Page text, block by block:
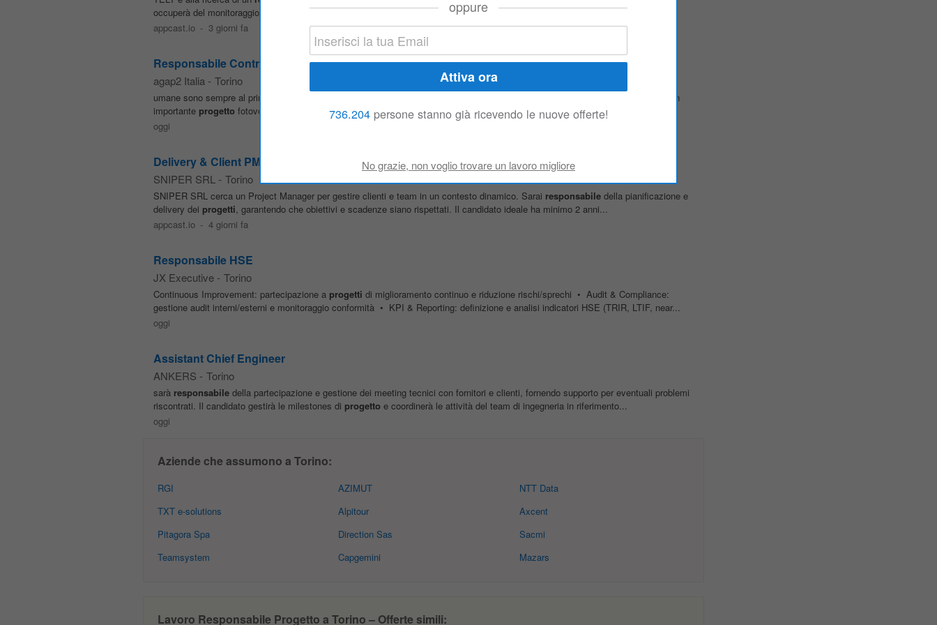
occuperà del monitoraggio della realizzazione del Grant Agreement – finanziamento Europa, sorvegliando scadenze...
appcast.io - 3 giorni fa
Responsabile Controllo Qualità Impianti
agap2 Italia - Torino
umane sono sempre al primo posto. Descrizione del ruolo Stiamo selezionando un Quality Supervisor motivato e qualificato per un
importante progettofotovoltaico da 25 MW situato a Ferrara, Italia. Il candidato prescelto risponderà direttamente al Site...
oggi
Delivery & Client PM — Progetti End-to-End
SNIPER SRL - Torino
SNIPER SRL cerca un Project Manager per gestire clienti e team in un contesto dinamico. Sarai responsabiledella pianificazione e
delivery dei progetti, garantendo che obiettivi e scadenze siano rispettati. Il candidato ideale ha minimo 2 anni...
appcast.io - 4 giorni fa
Responsabile HSE
JX Executive - Torino
Continuous Improvement: partecipazione a progetti di miglioramento continuo e riduzione rischi/sprechi • Audit & Compliance:
gestione audit interni/esterni e monitoraggio conformità • KPI & Reporting: definizione e analisi indicatori HSE (TRIR, LTIF, near...
oggi
Assistant Chief Engineer
ANKERS - Torino
sarà responsabiledella partecipazione e gestione dei meeting tecnici con fornitori e clienti, fornendo supporto per eventuali problemi
riscontrati. Il candidato gestirà le milestones di progettoe coordinerà le attività del team di ingegneria in riferimento...
oggi
Aziende che assumono a Torino:
RGI
TXT e-solutions
Pitagora Spa
Teamsystem
AZIMUT
Alpitour
Direction Sas
Capgemini
NTT Data
Axcent
Sacmi
Mazars
Lavoro Responsabile Progetto a Torino – Offerte simili:
oppure
736.204persone stanno già ricevendo le nuove offerte!